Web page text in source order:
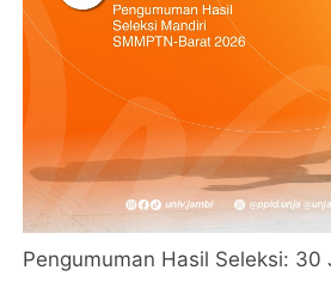
Pengumuman Hasil Seleksi: 30